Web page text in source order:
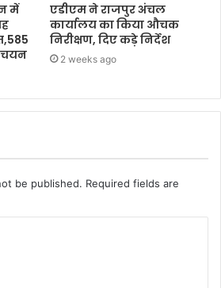
में
चयन
एडीएम ने राजपुर अंचल
कार्यालय का किया औचक
निरीक्षण, दिए कड़े निर्देश
2 weeks ago
be published. Required fields are